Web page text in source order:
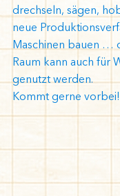
drechseln, sägen,
neue
Maschinen bauen …
Raum kann auch für
genutzt werden.
Kommt gerne vorbei!